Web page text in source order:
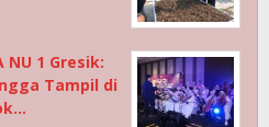
1 Gresik:
Tampil di